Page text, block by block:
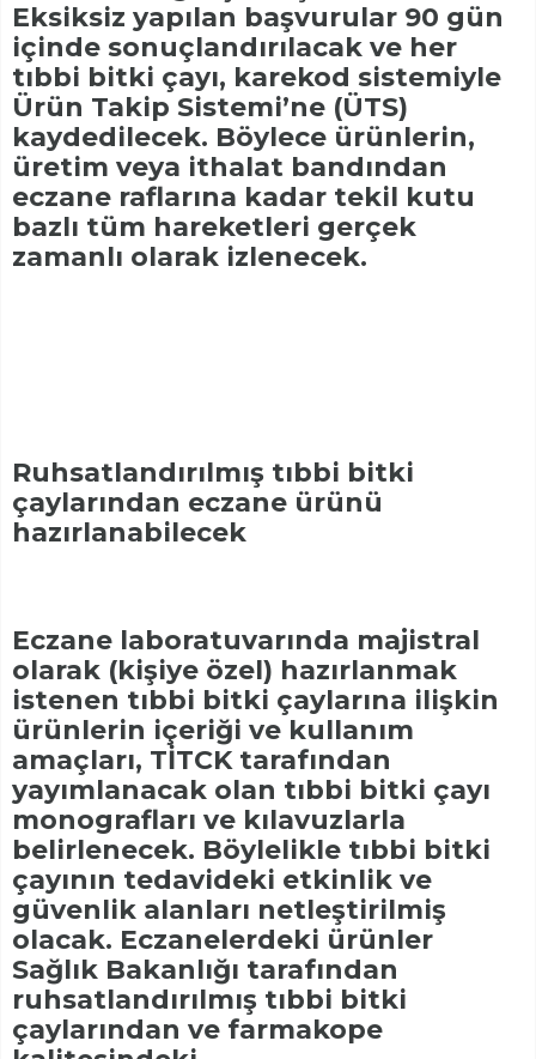
Eksiksiz yapılan başvurular 90 gün
içinde sonuçlandırılacak ve her
tıbbi bitki çayı, karekod sistemiyle
Ürün Takip Sistemi’ne (ÜTS)
kaydedilecek. Böylece ürünlerin,
üretim veya ithalat bandından
eczane raflarına kadar tekil kutu
bazlı tüm hareketleri gerçek
zamanlı olarak izlenecek.
Ruhsatlandırılmış tıbbi bitki
çaylarından eczane ürünü
hazırlanabilecek
Eczane laboratuvarında majistral
olarak (kişiye özel) hazırlanmak
istenen tıbbi bitki çaylarına ilişkin
ürünlerin içeriği ve kullanım
amaçları, TİTCK tarafından
yayımlanacak olan tıbbi bitki çayı
monografları ve kılavuzlarla
belirlenecek. Böylelikle tıbbi bitki
çayının tedavideki etkinlik ve
güvenlik alanları netleştirilmiş
olacak. Eczanelerdeki ürünler
Sağlık Bakanlığı tarafından
ruhsatlandırılmış tıbbi bitki
çaylarından ve farmakope